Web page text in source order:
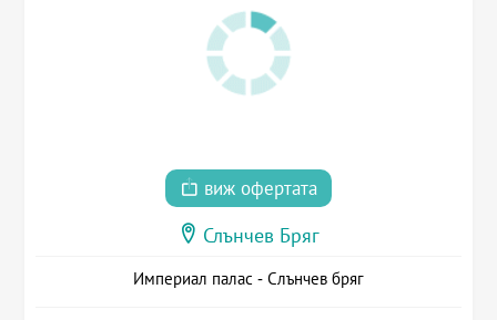
виж офертата
Слънчев Бряг
Империал палас - Слънчев бряг